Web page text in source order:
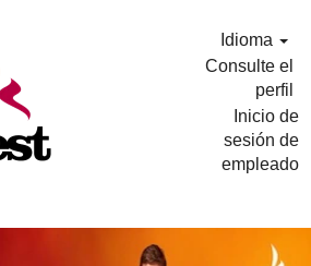
Idioma
Consulte el
perfil
Inicio de
sesión de
empleado